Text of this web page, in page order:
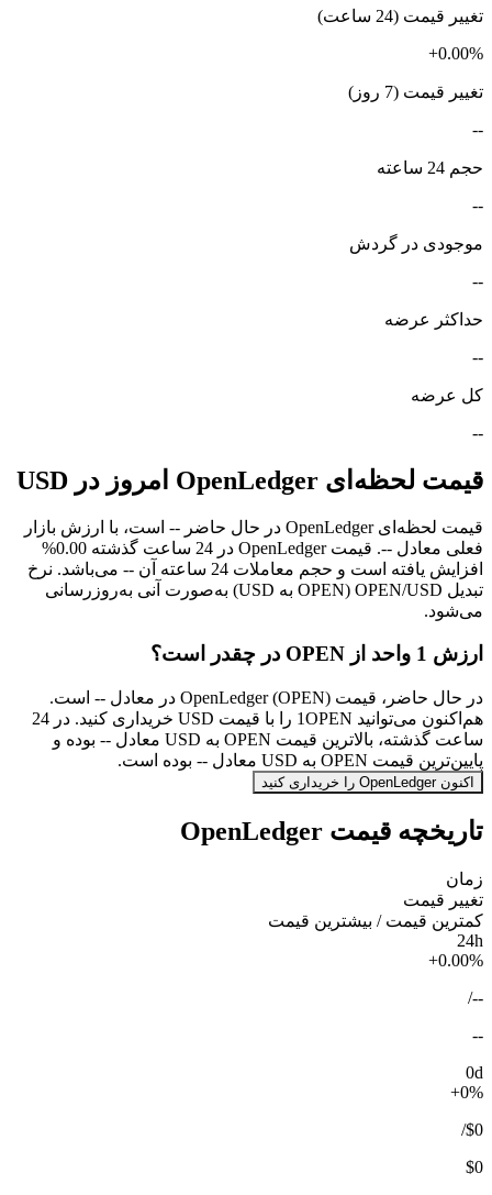
تغییر قیمت (24 ساعت)
+0.00%
تغییر قیمت (7 روز)
--
حجم 24 ساعته
--
موجودی در گردش
--
حداکثر عرضه
--
کل عرضه
--
قیمت لحظه‌ای OpenLedger امروز در USD
قیمت لحظه‌ای OpenLedger در حال حاضر -- است، با ارزش بازار
فعلی معادل --. قیمت OpenLedger در 24 ساعت گذشته 0.00%
افزایش یافته است و حجم معاملات 24 ساعته آن -- می‌باشد. نرخ
تبدیل OPEN/USD (OPEN به USD) به‌صورت آنی به‌روزرسانی
می‌شود.
ارزش 1 واحد از OPEN در چقدر است؟
در حال حاضر، قیمت OpenLedger (OPEN) در معادل -- است.
هم‌اکنون می‌توانید 1OPEN را با قیمت USD خریداری کنید. در 24
ساعت گذشته، بالاترین قیمت OPEN به USD معادل -- بوده و
پایین‌ترین قیمت OPEN به USD معادل -- بوده است.
اکنون OpenLedger را خریداری کنید
تاریخچه قیمت OpenLedger
زمان
تغییر قیمت
کمترین قیمت / بیشترین قیمت
24h
+0.00%
--
/
--
0d
+0%
$0
/
$0